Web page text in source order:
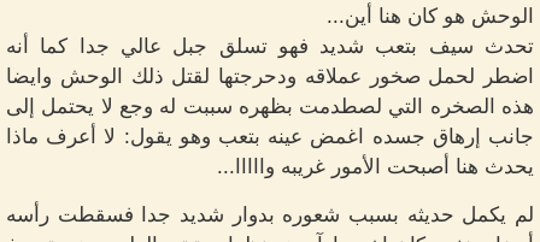
الوحش هو كان هنا أين...
تحدث سيف بتعب شديد فهو تسلق جبل عالي جدا كما أنه
اضطر لحمل صخور عملاقه ودحرجتها لقتل ذلك الوحش وايضا
هذه الصخره التي لصطدمت بظهره سببت له وجع لا يحتمل إلى
جانب إرهاق جسده اغمض عينه بتعب وهو يقول: لا أعرف ماذا
يحدث هنا أصبحت الأمور غريبه وااااا...
لم يكمل حديثه بسبب شعوره بدوار شديد جدا فسقطت رأسه